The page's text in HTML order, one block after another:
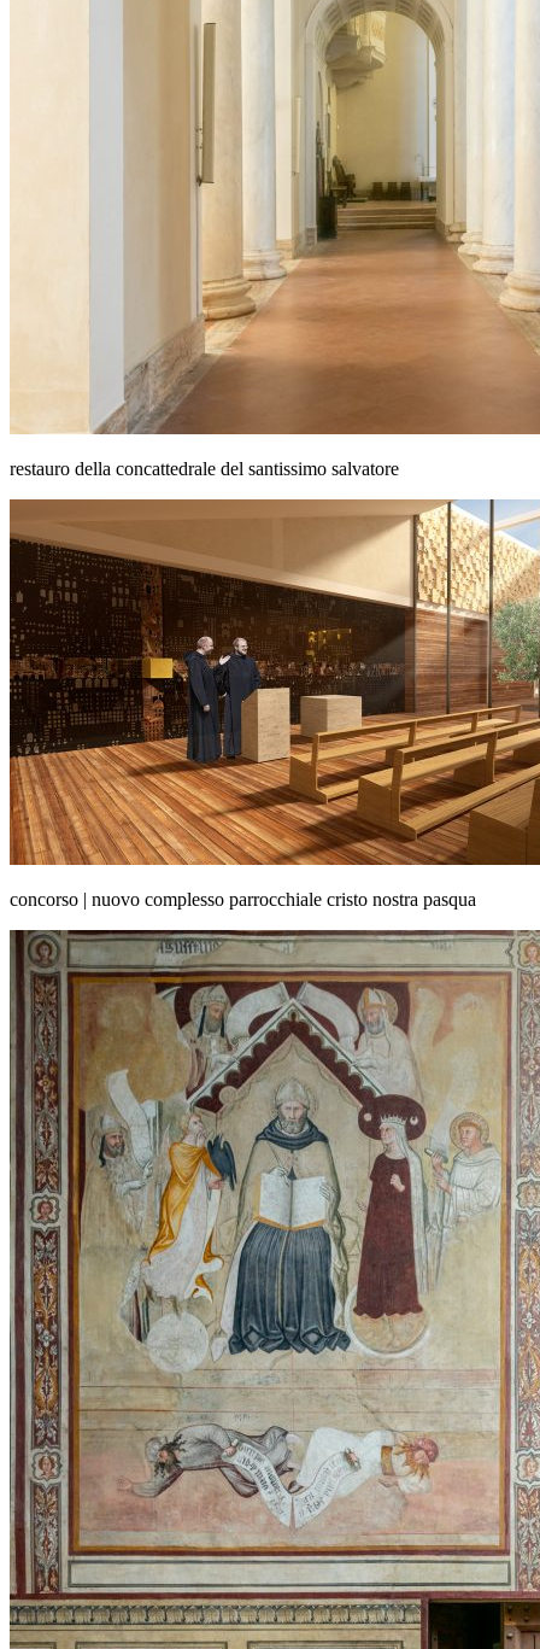
restauro della concattedrale del santissimo salvatore
concorso | nuovo complesso parrocchiale cristo nostra pasqua